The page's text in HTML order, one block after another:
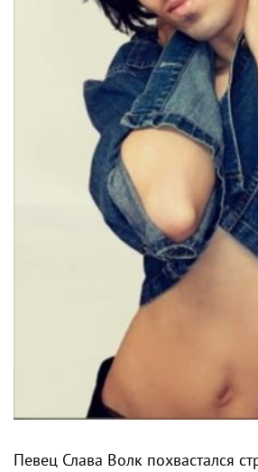
Певец Слава Волк похвастался